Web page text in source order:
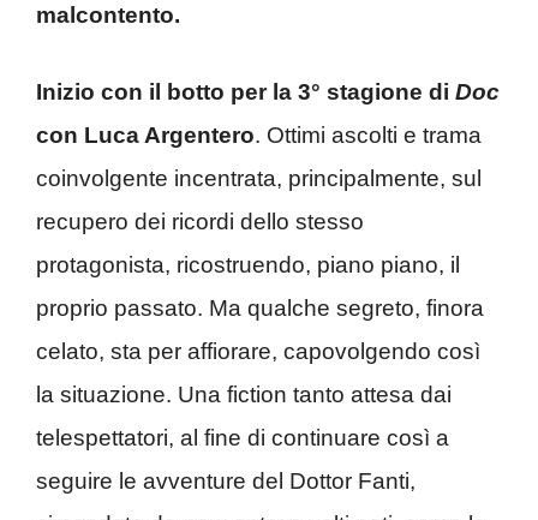
malcontento.
Inizio con il botto per la 3° stagione di Doc
con Luca Argentero. Ottimi ascolti e trama
coinvolgente incentrata, principalmente, sul
recupero dei ricordi dello stesso
protagonista, ricostruendo, piano piano, il
proprio passato. Ma qualche segreto, finora
celato, sta per affiorare, capovolgendo così
la situazione. Una fiction tanto attesa dai
telespettatori, al fine di continuare così a
seguire le avventure del Dottor Fanti,